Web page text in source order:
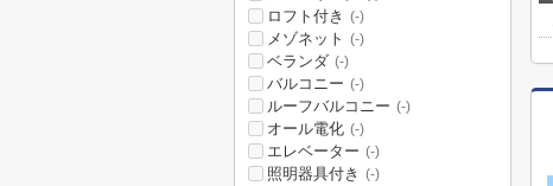
ロフト付き (-)
メゾネット (-)
ベランダ (-)
バルコニー (-)
ルーフバルコニー (-)
オール電化 (-)
エレベーター (-)
照明器具付き (-)